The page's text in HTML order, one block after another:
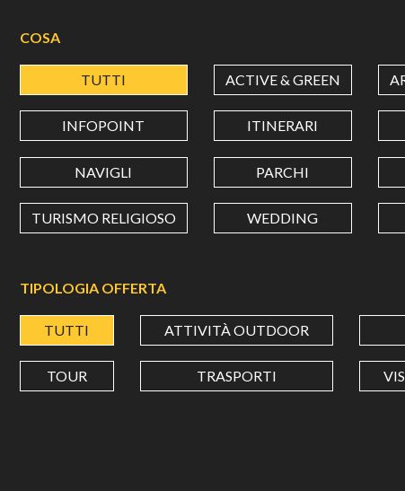
COSA
TUTTI ACTIVE & GREEN
INFOPOINT ITINERARI
NAVIGLI PARCHI
TURISMO RELIGIOSO WEDDING
TIPOLOGIA OFFERTA
TUTTI ATTIVITÀ OUTDOOR
TOUR TRASPORTI